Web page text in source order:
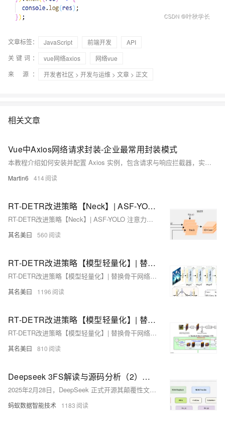
文章标签： JavaScript 前端开发
API
关键词：
vue网络axios
网络vue
来 源：
开发者社区 > 开发与运维 > 文章 > 正文
相关文章
Vue中Axios网络请求封装-企业最常用封装模式
本教程介绍如何安装并配置 Axios 实例，包含请求与响应拦截器，实现自动携带 Token、错误提示及登录状态管理，适用于 Vue 项目。
Martin6 414
RT-DETR改进策略【Neck】| ASF-YOLO 注意力尺度序列融合模块改进颈部网络，提高小目标检测精度
RT-DETR改进策略【Neck】| ASF-YOLO 注意力尺度序列融合模块改进颈部网络，提高小目标检测精度
其名美曰 560
RT-DETR改进策略【模型轻量化】| 替换骨干网络 CVPR-2024 StarNet，超级精简高效的轻量化模块
RT-DETR改进策略【模型轻量化】| 替换骨干网络 CVPR-2024 StarNet，超级精简高效的轻量化模块
其名美曰 1196
RT-DETR改进策略【模型轻量化】| 替换骨干网络为 MobileViTv1高效的信息编码与融合模块，获取局部和全局信息
RT-DETR改进策略【模型轻量化】| 替换骨干网络为 MobileViTv1高效的信息编码与融合模块，获取局部和全局信息
其名美曰 810
Deepseek 3FS解读与源码分析（2）：网络通信模块分析
2025年2月28日，DeepSeek 正式开源其颠覆性文件系统Fire-Flyer 3FS（以下简称3FS），重新定义了分布式存储的性能边界。本文基于DeepSeek发表的技术报告与开源代码，深度解析 3FS 网络通信模块的核心设计及其对AI基础设施的革新意义。
蚂蚁数据智能技术 1183